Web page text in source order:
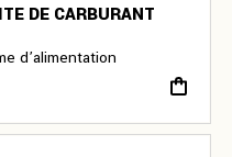
DE CARBURANT
d’alimentation